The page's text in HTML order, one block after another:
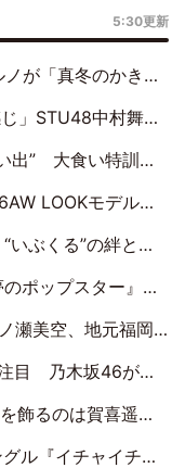
5:30更新
るのは、逆境をともに“凌”ぐ似た者同士の絆
、新しい挑戦は自らの手で
服グラビア…盛りだくさんの裏話
モデルに就任
後輩・龍頭綺音の決意
日から全身全霊のステージ
25周年トップサポーター』に就任
書道パフォーマンスの舞台裏
大人になった私を見ていただけたら」
ョンは『日向坂で会いましょう』にて発表